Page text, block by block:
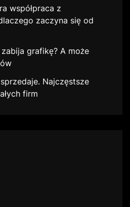
współpraca z
zaczyna się od
grafikę? A może
Najczęstsze
firm